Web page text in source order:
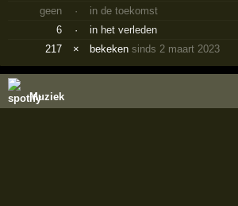
geen
·
in de toekomst
6
·
in het verleden
217
× bekekensinds 2 maart 2023
Muziek